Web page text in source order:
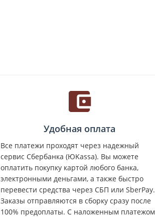
Удобная оплата
Все платежи проходят через надежный
сервис Сбербанка (ЮKassa). Вы можете
оплатить покупку картой любого банка,
электронными деньгами, а также быстро
перевести средства через СБП или SberPay.
Заказы отправляются в сборку сразу после
100% предоплаты. С наложенным платежом